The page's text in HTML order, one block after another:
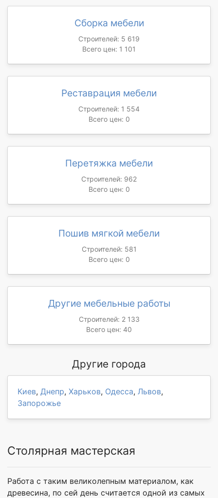
Сборка мебели
Строителей: 5 619
Всего цен: 1 101
Реставрация мебели
Строителей: 1 554
Всего цен: 0
Перетяжка мебели
Строителей: 962
Всего цен: 0
Пошив мягкой мебели
Строителей: 581
Всего цен: 0
Другие мебельные работы
Строителей: 2 133
Всего цен: 40
Другие города
Киев, Днепр, Харьков, Одесса, Львов,
Запорожье
Столярная мастерская
Работа с таким великолепным материалом, как
древесина, по сей день считается одной из самых